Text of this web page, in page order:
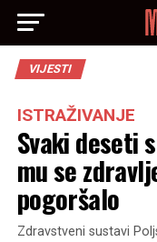
VIJESTI
ISTRAŽIVANJE
Svaki deseti
mu se
pogoršalo
Zdravstveni sustavi